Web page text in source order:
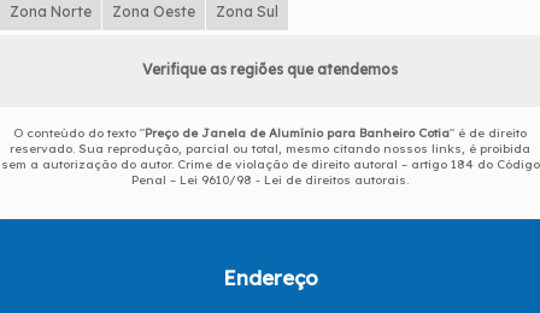
Zona Norte Zona Oeste Zona Sul
Verifique as regiões que atendemos
O conteúdo do texto "Preço de Janela de Alumínio para Banheiro Cotia" é de direito
reservado. Sua reprodução, parcial ou total, mesmo citando nossos links, é proibida
sem a autorização do autor. Crime de violação de direito autoral – artigo 184 do Código
Penal – Lei 9610/98 - Lei de direitos autorais
Endereço